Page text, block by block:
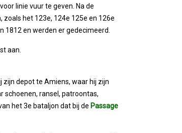
linie vuur te geven. Na de
het 123e, 124e 125e en 126e
1812 en werden er gedecimeerd.
aan.
zijn depot te Amiens, waar hij zijn
schoenen, ransel, patroontas,
het 3e bataljon dat bij de Passage